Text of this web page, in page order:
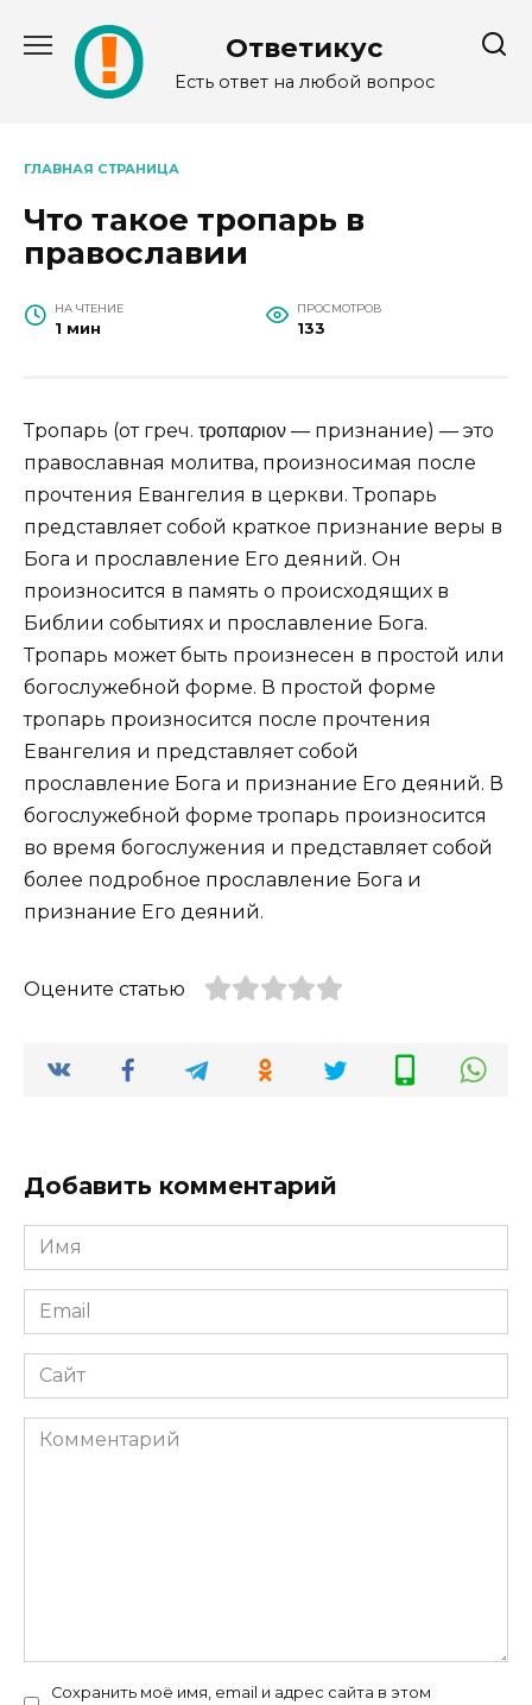
содержанию
Ответикус
Есть ответ на любой вопрос
ГЛАВНАЯ СТРАНИЦА
Что такое тропарь в
православии
НА ЧТЕНИЕ
1 мин
ПРОСМОТРОВ
133
Тропарь (от греч. τροπαριον — признание) — это
православная молитва, произносимая после
прочтения Евангелия в церкви. Тропарь
представляет собой краткое признание веры в
Бога и прославление Его деяний. Он
произносится в память о происходящих в
Библии событиях и прославление Бога.
Тропарь может быть произнесен в простой или
богослужебной форме. В простой форме
тропарь произносится после прочтения
Евангелия и представляет собой
прославление Бога и признание Его деяний. В
богослужебной форме тропарь произносится
во время богослужения и представляет собой
более подробное прославление Бога и
признание Его деяний.
Оцените статью
Добавить комментарий
Имя
*
Email
*
Сайт
Комментарий
Сохранить моё имя, email и адрес сайта в этом